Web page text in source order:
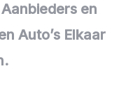
en
Auto’s Elkaar
.